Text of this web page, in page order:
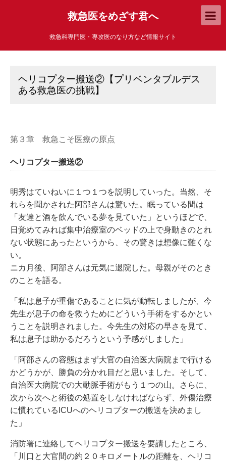
救急医をめざす君へ
救急科専門医・専攻医のなり方など情報サイト
ヘリコプター搬送②【プリベンタブルデス
ある救急医の挑戦】
第３章 救急こそ医療の原点
ヘリコプター搬送②
明秀はていねいに１つ１つを説明していった。当然、そ
れらを聞かされた阿部さんは驚いた。眠っている間は
「友達と酒を飲んでいる夢を見ていた」というほどで、
日覚めてみれば集中治療室のベッドの上で身動きのとれ
ない状態にあったというから、その驚きは想像に難くな
い。
ニカ月後、阿部さんは元気に退院した。母親がそのとき
のことを語る。
「私は息子が重傷であることに気が動転しましたが、今
先生が息子の命を救うためにどういう手術をするかとい
うことを説明されました。今先生の対応の早さを見て、
私は息子は助かるだろうという予感がしました」
「阿部さんの容態はまず大官の自治医大病院まで行ける
かどうかが、勝負の分かれ目だと思いました。そして、
自治医大病院での大動脈手術がもう１つの山。さらに、
次から次へと術後の処置をしなければならず、外傷治療
に慣れているICUへのヘリコプターの搬送を決めまし
た」
消防署に連絡してヘリコプター搬送を要請したところ、
「川口と大官間の約２０キロメートルの距離を、ヘリコ